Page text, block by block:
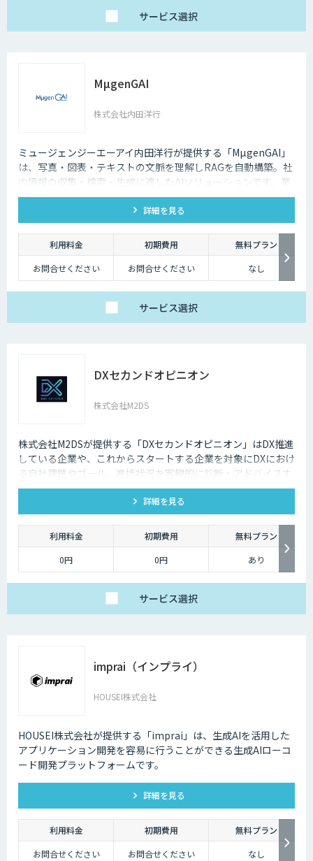
サービス選択
MµgenGAI
株式会社内田洋行
ミュージェンジーエーアイ内田洋行が提供する「MµgenGAI」
は、写真・図表・テキストの文脈を理解しRAGを自動構築。社
内情報の収集・検索・生成に適したAIソリューションです。業
種を問わず業務効率とナレッジ活用を支援します。
詳細を見る
利用料金 初期費用
無料プラン
お問合せください
お問合せください なし
サービス選択
DXセカンドオピニオン
株式会社M2DS
株式会社M2DSが提供する「DXセカンドオピニオン」はDX推進
している企業や、これからスタートする企業を対象にDXにおけ
る自社課題やゴール、進捗状況を客観的に診断・アドバイスす
るサービスです
詳細を見る
利用料金 初期費用
無料プラン
0円
0円 あり
サービス選択
imprai（インプライ）
HOUSEI株式会社
HOUSEI株式会社が提供する「imprai」は、生成AIを活用した
アプリケーション開発を容易に行うことができる生成AIローコ
ード開発プラットフォームです。
詳細を見る
利用料金 初期費用
無料プラン
お問合せください
お問合せください なし